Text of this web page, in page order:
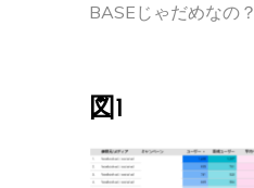
BASEじゃだめなの？
図1